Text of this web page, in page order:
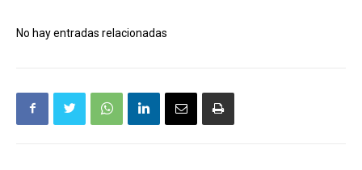
No hay entradas relacionadas